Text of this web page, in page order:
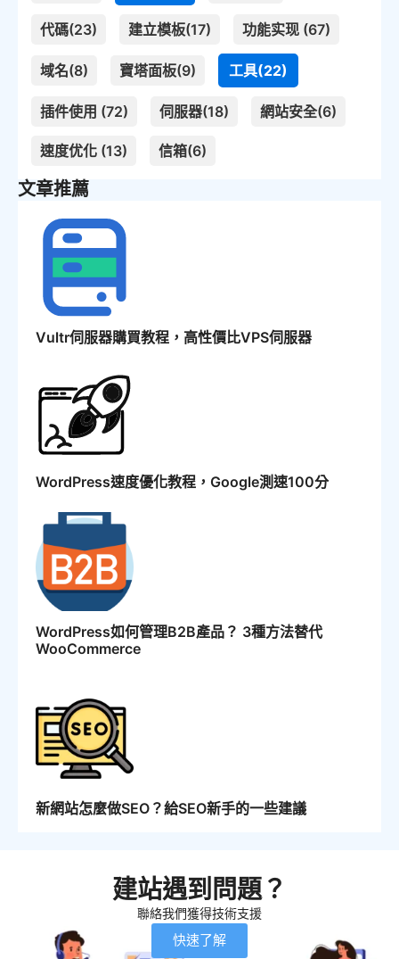
代碼(23) 建立模板(17) 功能实现 (67)
域名(8) 寶塔面板(9) 工具(22)
插件使用 (72) 伺服器(18) 網站安全(6)
速度优化 (13) 信箱(6)
文章推薦
Vultr伺服器購買教程，高性價比VPS伺服器
WordPress速度優化教程，Google測速100分
WordPress如何管理B2B產品？ 3種方法替代
WooCommerce
新網站怎麼做SEO？給SEO新手的一些建議
建站遇到問題？
聯絡我們獲得技術支援
快速了解